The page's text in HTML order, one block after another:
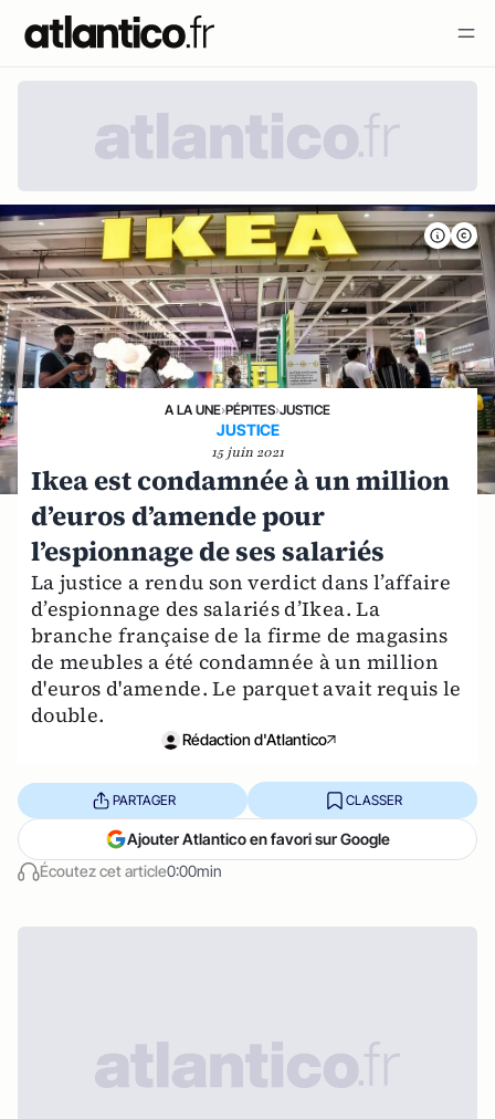
A LA UNE›PÉPITES›JUSTICE
JUSTICE
15 juin 2021
Ikea est condamnée à un million
d’euros d’amende pour
l’espionnage de ses salariés
La justice a rendu son verdict dans l’affaire
d’espionnage des salariés d’Ikea. La
branche française de la firme de magasins
de meubles a été condamnée à un million
d'euros d'amende. Le parquet avait requis le
double.
Rédaction d'Atlantico
Écoutez cet article0:00min
PARTAGER CLASSER
Ajouter Atlantico en favori sur Google